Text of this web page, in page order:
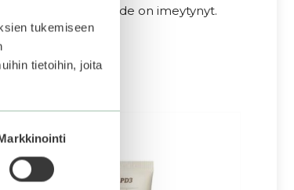
tukemiseen
tietoihin, joita
kunnes voide on imeytynyt.